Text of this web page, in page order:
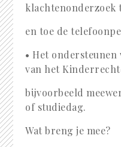
klachtenonderzoek
en toe de
• Het
van het
bijvoorbeeld
of studiedag.
Wat breng je mee?